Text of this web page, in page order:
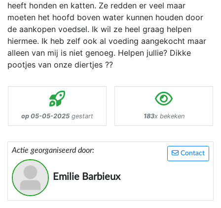
heeft honden en katten. Ze redden er veel maar
moeten het hoofd boven water kunnen houden door
de aankopen voedsel. Ik wil ze heel graag helpen
hiermee. Ik heb zelf ook al voeding aangekocht maar
alleen van mij is niet genoeg. Helpen jullie? Dikke
pootjes van onze diertjes ??
op 05-05-2025 gestart 183x bekeken
Contact
Actie georganiseerd door:
Emilie Barbieux